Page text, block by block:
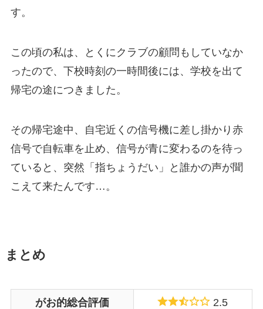
す。
この頃の私は、とくにクラブの顧問もしていなか
ったので、下校時刻の一時間後には、学校を出て
帰宅の途につきました。
その帰宅途中、自宅近くの信号機に差し掛かり赤
信号で自転車を止め、信号が青に変わるのを待っ
ていると、突然「指ちょうだい」と誰かの声が聞
こえて来たんです…。
まとめ
がお的総合評価 2.5